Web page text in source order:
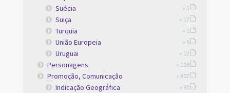
Suécia » 1
Suiça » 17
Turquia » 1
União Europeia » 9
Uruguai » 12
Personagens » 108
Promoção, Comunicação » 307
Indicação Geográfica » 90